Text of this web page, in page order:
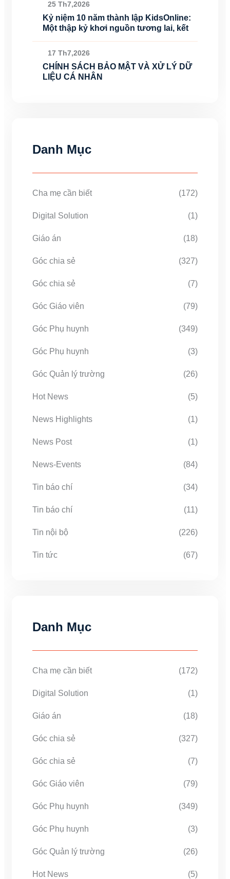
25 Th7,2026
Kỷ niệm 10 năm thành lập KidsOnline:
Một thập kỷ khơi nguồn tương lai, kết
17 Th7,2026
CHÍNH SÁCH BẢO MẬT VÀ XỬ LÝ DỮ
LIỆU CÁ NHÂN
Danh Mục
Cha mẹ cần biết (172)
Digital Solution (1)
Giáo án (18)
Góc chia sẻ (327)
Góc chia sẻ (7)
Góc Giáo viên (79)
Góc Phụ huynh (349)
Góc Phụ huynh (3)
Góc Quản lý trường (26)
Hot News (5)
News Highlights (1)
News Post (1)
News-Events (84)
Tin báo chí (34)
Tin báo chí (11)
Tin nội bộ (226)
Tin tức (67)
Danh Mục
Cha mẹ cần biết (172)
Digital Solution (1)
Giáo án (18)
Góc chia sẻ (327)
Góc chia sẻ (7)
Góc Giáo viên (79)
Góc Phụ huynh (349)
Góc Phụ huynh (3)
Góc Quản lý trường (26)
Hot News (5)